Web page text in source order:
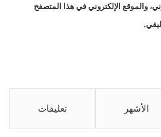
والموقع الإلكتروني في هذا المتصفح
الأشهر تعليقات